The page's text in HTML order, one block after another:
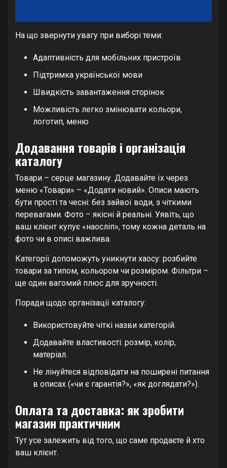
На що звернути увагу при виборі теми:
Адаптивність для мобільних пристроїв
Підтримка української мови
Швидкість завантаження сторінок
Можливість легко змінювати кольори,
логотип, меню
Додавання товарів і організація
каталогу
Товари – серце магазину. Додавайте їх через
меню «Товари» – «Додати новий». Описи мають
бути прості та чесні: без зайвої води, з чіткими
перевагами. Фото – якісні й реальні. Уявіть, що
ваш клієнт купує «наосліп», тому кожна деталь на
фото чи в описі важлива.
Категорії допоможуть уникнути хаосу: розбийте
товари за типом, кольором чи розміром. Фільтри –
ще один вагомий плюс для зручності.
Поради щодо організації каталогу:
Використовуйте чіткі назви категорій.
Додавайте властивості: розмір, колір,
матеріал.
Не лінуйтеся відповідати на поширені питання
в описах («чи є гарантія?», «як доглядати?»).
Оплата та доставка: як зробити
магазин практичним
Тут усе залежить від того, що саме продаєте й хто
ваш клієнт.